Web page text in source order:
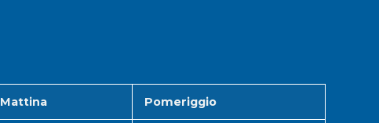
Mattina Pomeriggio